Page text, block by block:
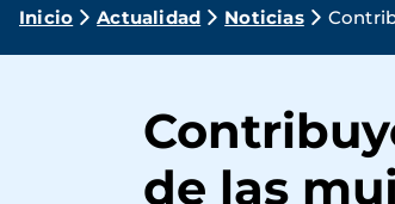
Ruta
navegación
Inicio Actualidad Noticias
de las